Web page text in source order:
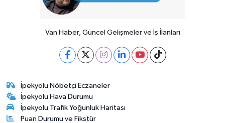
Van Haber, Güncel Gelişmeler ve İş İlanları
İpekyolu Nöbetçi Eczaneler
İpekyolu Hava Durumu
İpekyolu Trafik Yoğunluk Haritası
Puan Durumu ve Fikstür